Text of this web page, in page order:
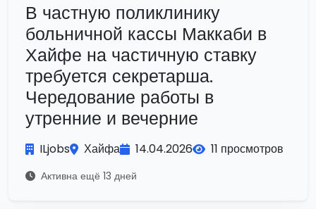
В частную поликлинику
больничной кассы Маккаби в
Хайфе на частичную ставку
требуется секретарша.
Чередование работы в
утренние и вечерние
ILjobs Хайфа 14.04.2026 11 просмотров
Активна ещё 13 дней